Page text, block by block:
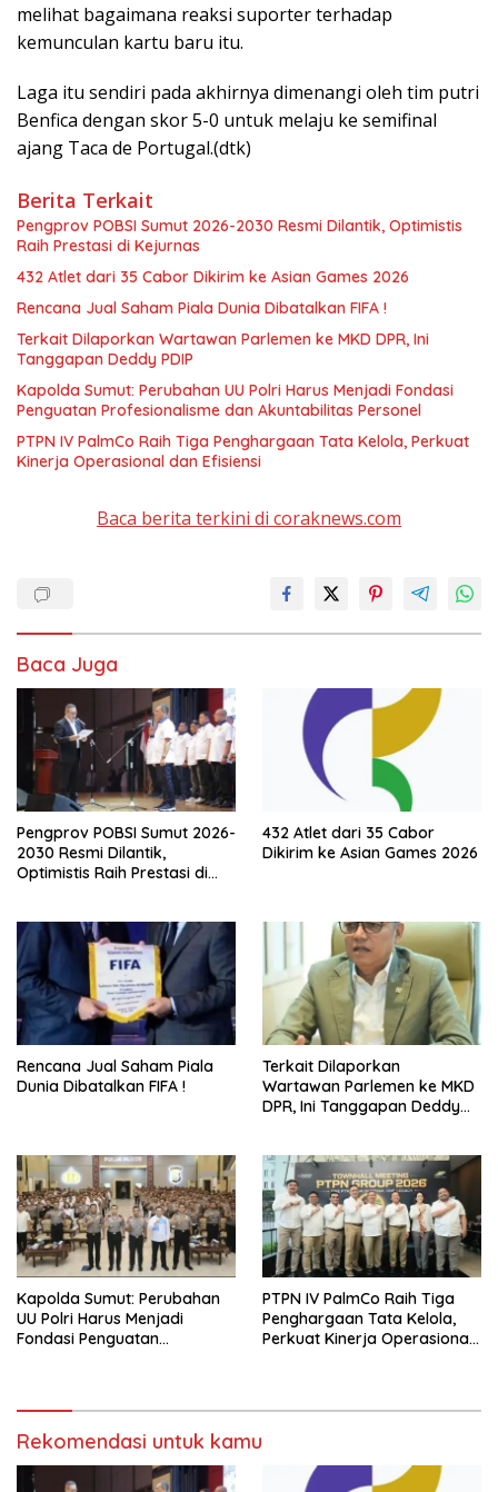
melihat bagaimana reaksi suporter terhadap
kemunculan kartu baru itu.
Laga itu sendiri pada akhirnya dimenangi oleh tim putri
Benfica dengan skor 5-0 untuk melaju ke semifinal
ajang Taca de Portugal.(dtk)
Berita Terkait
Pengprov POBSI Sumut 2026-2030 Resmi Dilantik, Optimistis
Raih Prestasi di Kejurnas
432 Atlet dari 35 Cabor Dikirim ke Asian Games 2026
Rencana Jual Saham Piala Dunia Dibatalkan FIFA !
Terkait Dilaporkan Wartawan Parlemen ke MKD DPR, Ini
Tanggapan Deddy PDIP
Kapolda Sumut: Perubahan UU Polri Harus Menjadi Fondasi
Penguatan Profesionalisme dan Akuntabilitas Personel
PTPN IV PalmCo Raih Tiga Penghargaan Tata Kelola, Perkuat
Kinerja Operasional dan Efisiensi
Baca berita terkini di coraknews.com
Baca Juga
Pengprov POBSI Sumut 2026-
2030 Resmi Dilantik,
Optimistis Raih Prestasi di
432 Atlet dari 35 Cabor
Dikirim ke Asian Games 2026
Rencana Jual Saham Piala
Dunia Dibatalkan FIFA !
Terkait Dilaporkan
Wartawan Parlemen ke MKD
DPR, Ini Tanggapan Deddy
Kapolda Sumut: Perubahan
UU Polri Harus Menjadi
Fondasi Penguatan
PTPN IV PalmCo Raih Tiga
Penghargaan Tata Kelola,
Perkuat Kinerja Operasional
Rekomendasi untuk kamu